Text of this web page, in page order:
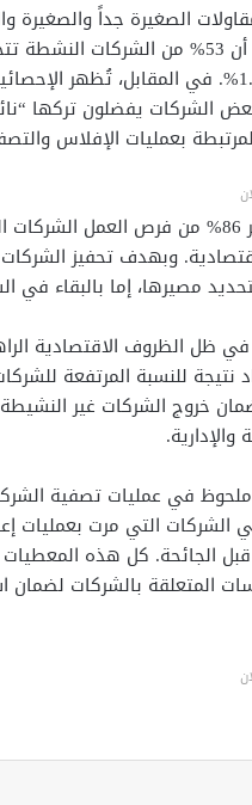
الصغيرة جداً
الشركات شهد زيادة في السنوات الأخيرة. حيث يشير
بينما لا تتجاوز نسبة الشركات التي يتم التشطيب عليها رسمياً
يُفسر بأن أصحاب بعض الشركات يفضلون
بعمليات الإفلاس
الاقتصادية. وبهدف تحفيز
مصيرها، إما بالبقاء في
ظل الظروف الاقتصادية
للنسبة المرتفعة
خروج الشركات غير النشيطة
في عمليات تصفية
المسجلة قبل الجائحة. كل
المتعلقة بالشركات لضمان